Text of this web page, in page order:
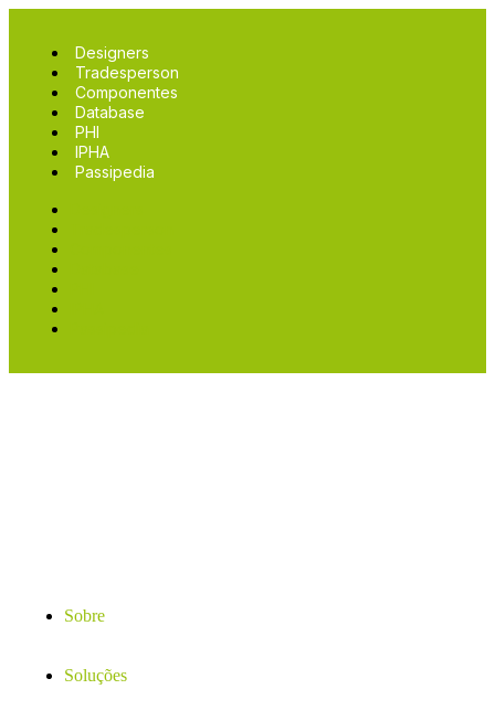
Designers
Tradesperson
Componentes
Database
PHI
IPHA
Passipedia
Sobre
Soluções